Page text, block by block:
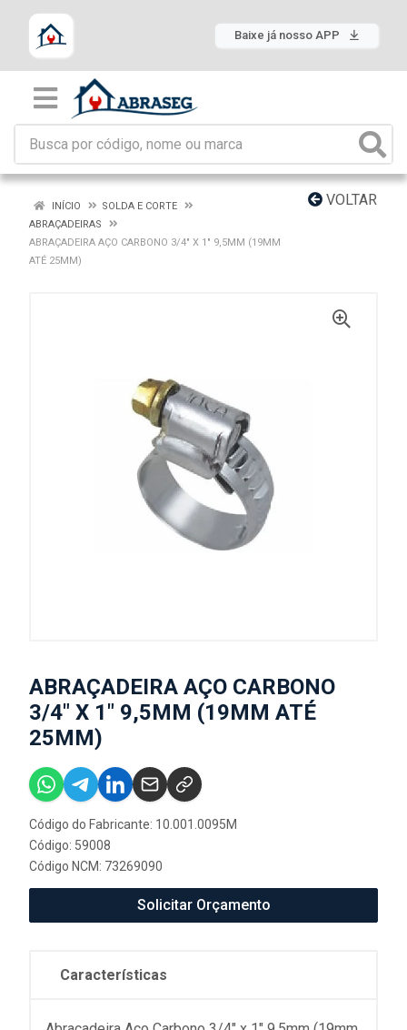
Baixe já nosso APP
VOLTAR
INÍCIO
SOLDA E CORTE
ABRAÇADEIRAS
ABRAÇADEIRA AÇO CARBONO 3/4" X 1" 9,5MM (19MM
ATÉ 25MM)
ABRAÇADEIRA AÇO CARBONO
3/4" X 1" 9,5MM (19MM ATÉ
25MM)
Código do Fabricante: 10.001.0095M
Código: 59008
Código NCM: 73269090
Solicitar Orçamento
Características